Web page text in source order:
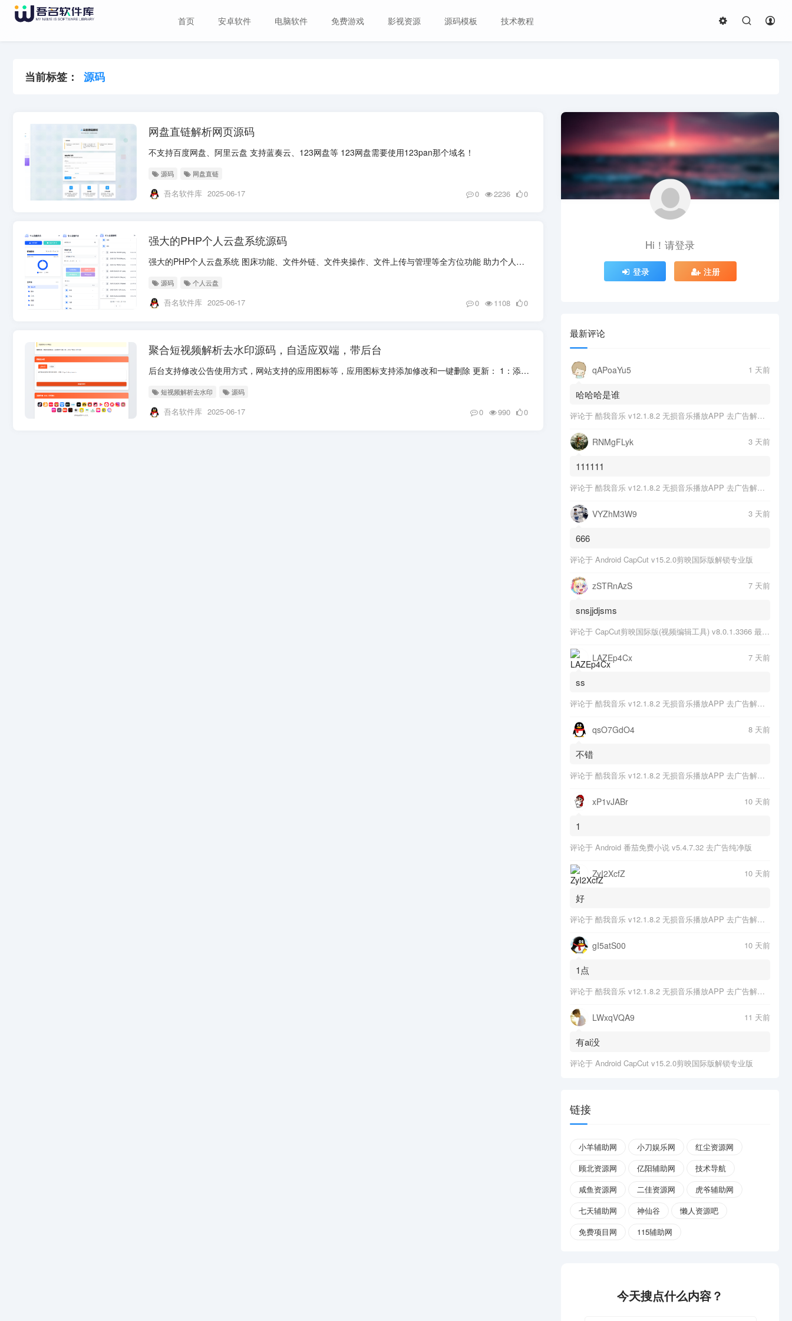
首页 安卓软件 电脑软件 免费游戏 影视资源 源码模板 技术教程
当前标签： 源码
网盘直链解析网页源码
不支持百度网盘、阿里云盘 支持蓝奏云、123网盘等 123网盘需要使用123pan那个域名！
源码 网盘直链
吾名软件库 2025-06-17 0 2236 0
强大的PHP个人云盘系统源码
强大的PHP个人云盘系统 图床功能、文件外链、文件夹操作、文件上传与管理等全方位功能 助力个人高效管理云盘资源 自适应pc和手机端 ...
源码 个人云盘
吾名软件库 2025-06-17 0 1108 0
聚合短视频解析去水印源码，自适应双端，带后台
后台支持修改公告使用方式，网站支持的应用图标等，应用图标支持添加修改和一键删除 更新： 1：添加下载图标，pc端图片和视频进行排序更美观 ...
短视频解析去水印 源码
吾名软件库 2025-06-17 0 990 0
Hi！请登录
登录 注册
最新评论
qAPoaYu5 1 天前
哈哈哈是谁
评论于 酷我音乐 v12.1.8.2 无损音乐播放APP 去广告解锁会员版
RNMgFLyk 3 天前
111111
评论于 酷我音乐 v12.1.8.2 无损音乐播放APP 去广告解锁会员版
VYZhM3W9 3 天前
666
评论于 Android CapCut v15.2.0剪映国际版解锁专业版
zSTRnAzS 7 天前
snsjjdjsms
评论于 CapCut剪映国际版(视频编辑工具) v8.0.1.3366 最新版
LAZEp4Cx 7 天前
ss
评论于 酷我音乐 v12.1.8.2 无损音乐播放APP 去广告解锁会员版
qsO7GdO4 8 天前
不错
评论于 酷我音乐 v12.1.8.2 无损音乐播放APP 去广告解锁会员版
xP1vJABr 10 天前
1
评论于 Android 番茄免费小说 v5.4.7.32 去广告纯净版
ZyI2XcfZ 10 天前
好
评论于 酷我音乐 v12.1.8.2 无损音乐播放APP 去广告解锁会员版
gI5atS00 10 天前
1点
评论于 酷我音乐 v12.1.8.2 无损音乐播放APP 去广告解锁会员版
LWxqVQA9 11 天前
有ai没
评论于 Android CapCut v15.2.0剪映国际版解锁专业版
链接
小羊辅助网 小刀娱乐网
红尘资源网
顾北资源网
亿阳辅助网
技术导航
咸鱼资源网
二佳资源网
虎爷辅助网
七天辅助网
神仙谷
懒人资源吧
免费项目网
115辅助网
今天搜点什么内容？